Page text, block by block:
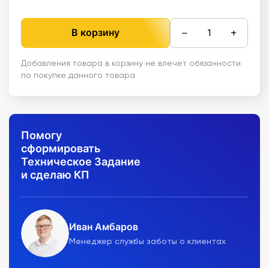
В корзину − +
Добавления товара в корзину не влечет обязанности
по покупке данного товара
Помогу
сформировать
Техническое Задание
и сделаю КП
Иван Амбаров
Менеджер службы заботы о клиентах